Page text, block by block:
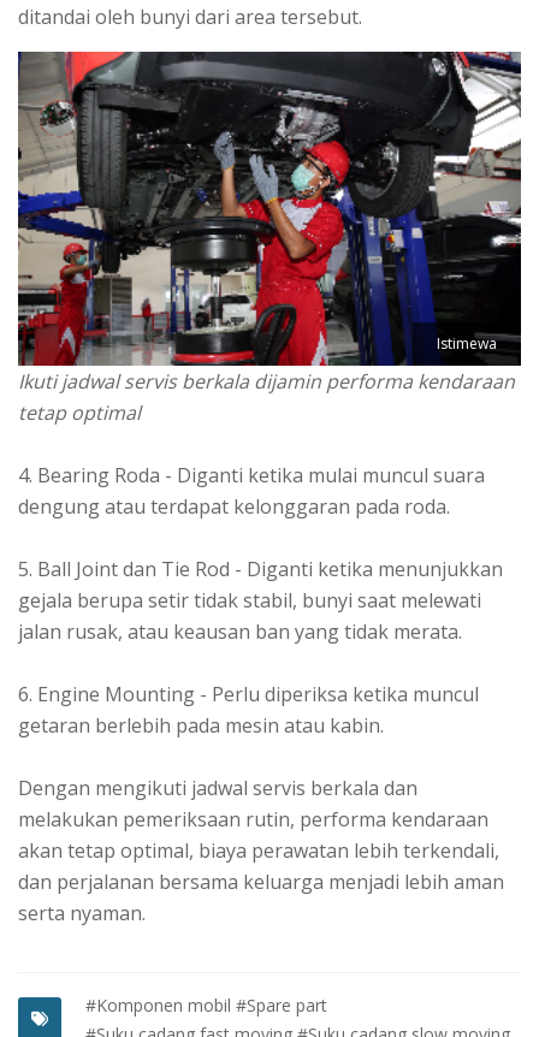
ditandai oleh bunyi dari area tersebut.
Istimewa
Ikuti jadwal servis berkala dijamin performa kendaraan
tetap optimal
4. Bearing Roda - Diganti ketika mulai muncul suara
dengung atau terdapat kelonggaran pada roda.
5. Ball Joint dan Tie Rod - Diganti ketika menunjukkan
gejala berupa setir tidak stabil, bunyi saat melewati
jalan rusak, atau keausan ban yang tidak merata.
6. Engine Mounting - Perlu diperiksa ketika muncul
getaran berlebih pada mesin atau kabin.
Dengan mengikuti jadwal servis berkala dan
melakukan pemeriksaan rutin, performa kendaraan
akan tetap optimal, biaya perawatan lebih terkendali,
dan perjalanan bersama keluarga menjadi lebih aman
serta nyaman.
#Komponen mobil #Spare part